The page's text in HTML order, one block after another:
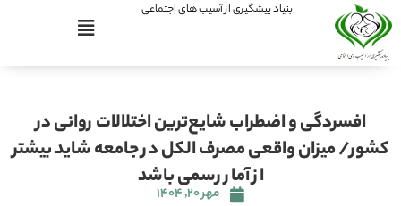
بنیاد پیشگیری از آسیب های اجتماعی
افسردگی و اضطراب شایع‌ترین اختلالات روانی در
کشور/ میزان واقعی مصرف الکل در جامعه شاید بیشتر
از آمار رسمی باشد
مهر ۲۰, ۱۴۰۴